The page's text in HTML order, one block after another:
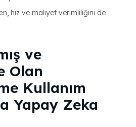
hız ve maliyet verimliliğini de
ve
Olan
Kullanım
Yapay Zeka